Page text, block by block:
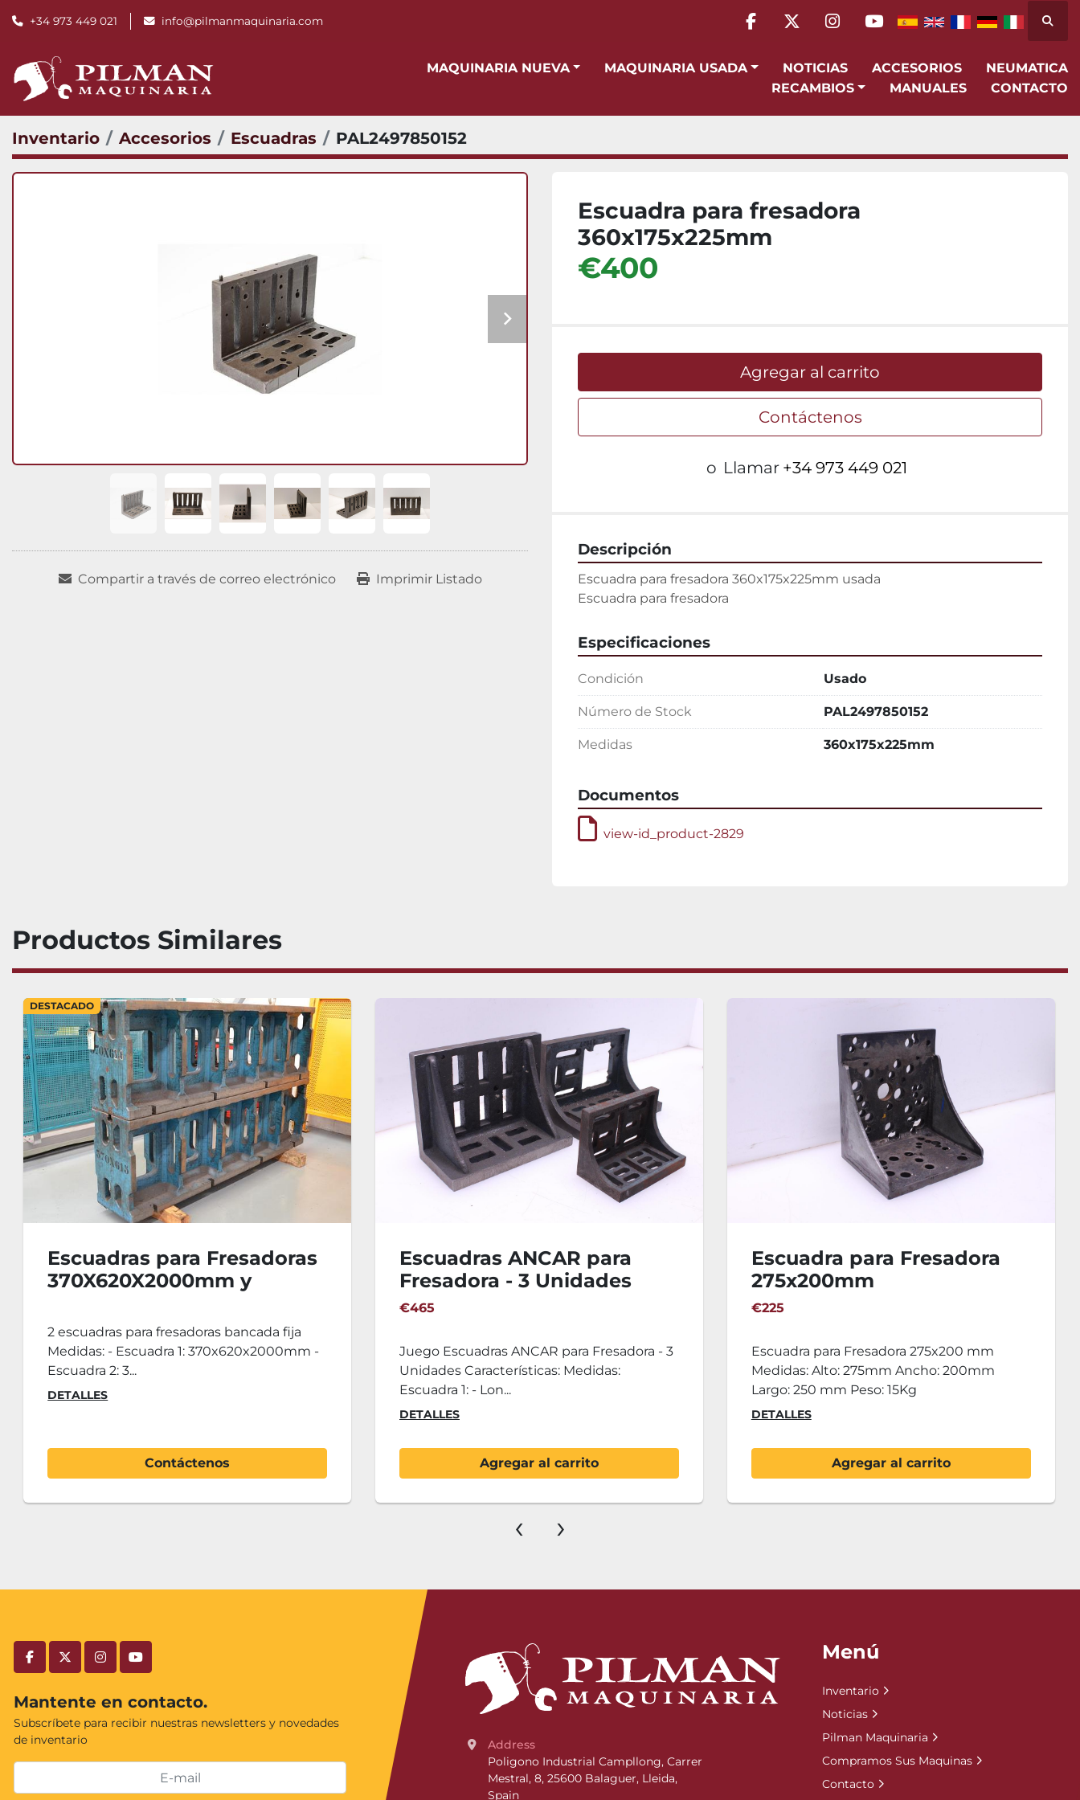
+34 973 449 021 info@pilmanmaquinaria.com
facebook
twitterinstagram
youtube
MAQUINARIA NUEVA MAQUINARIA USADA NOTICIAS ACCESORIOS
NEUMATICA
RECAMBIOS
MANUALES CONTACTO
Inventario Accesorios Escuadras PAL2497850152
Compartir a través de correo electrónico Imprimir Listado
Escuadra para fresadora
360x175x225mm
€400
Agregar al carrito
Contáctenos
o Llamar +34 973 449 021
Descripción
Escuadra para fresadora 360x175x225mm usada
Escuadra para fresadora
Especificaciones
Condición Usado
Número de Stock PAL2497850152
Medidas 360x175x225mm
Documentos
view-id_product-2829
Productos Similares
Escuadras ANCAR para
Fresadora - 3 Unidades
Juego Escuadras ANCAR para Fresadora - 3
Unidades Características: Medidas:
Escuadra 1: - Lon...
Agregar al carrito
Escuadra para Fresadora
275x200mm
€225
Escuadra para Fresadora 275x200 mm
Medidas: Alto: 275mm Ancho: 200mm
Largo: 250 mm Peso: 15Kg
DETALLES
Agregar al carrito
Lote de Escuadras y Regla
para Fresadora
€715
Lote de Escuadras y Regla para Fresadora
Medidas: Escuadra Grande: - Largo:397 mm
- Ancho: 300...
DETALLES
Agregar al carrito
‹ ›
facebooktwitterinstagramyoutube
Mantente en contacto.
Subscríbete para recibir nuestras newsletters y novedades
de inventario
Address
Poligono Industrial Campllong, Carrer
Mestral, 8, 25600 Balaguer, Lleida,
Spain
Menú
Inventario
Noticias
Pilman Maquinaria
Compramos Sus Maquinas
Contacto